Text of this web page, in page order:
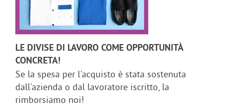
LE DIVISE DI LAVORO COME OPPORTUNITÀ
CONCRETA!
Se la spesa per l'acquisto è stata sostenuta
dall'azienda o dal lavoratore iscritto, la
rimborsiamo noi!